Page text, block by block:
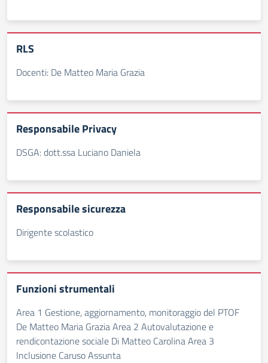
RLS
Docenti: De Matteo Maria Grazia
Responsabile Privacy
DSGA: dott.ssa Luciano Daniela
Responsabile sicurezza
Dirigente scolastico
Funzioni strumentali
Area 1 Gestione, aggiornamento, monitoraggio del PTOF
De Matteo Maria Grazia Area 2 Autovalutazione e
rendicontazione sociale Di Matteo Carolina Area 3
Inclusione Caruso Assunta